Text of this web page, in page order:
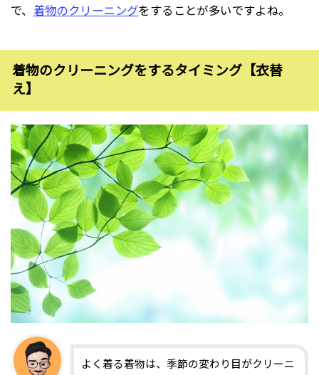
で、 着物のクリーニングをすることが多いですよね。
着物のクリーニングをするタイミング【衣替
え】
よく着る着物は、季節の変わり目がクリーニ